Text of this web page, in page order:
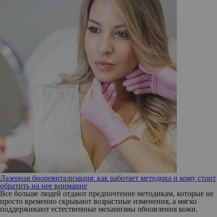
Лазерная биоревитализация: как работает методика и кому стоит
обратить на нее внимание
Все больше людей отдают предпочтение методикам, которые не
просто временно скрывают возрастные изменения, а мягко
поддерживают естественные механизмы обновления кожи.